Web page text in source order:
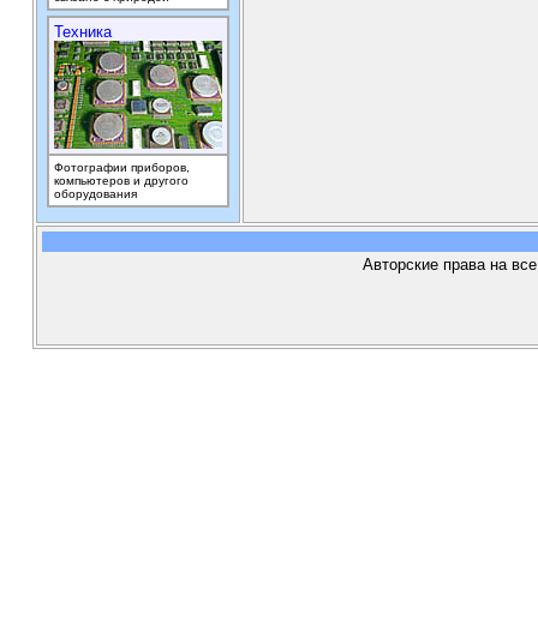
Техника
Фотографии приборов,
компьютеров и другого
оборудования
Авторские права на